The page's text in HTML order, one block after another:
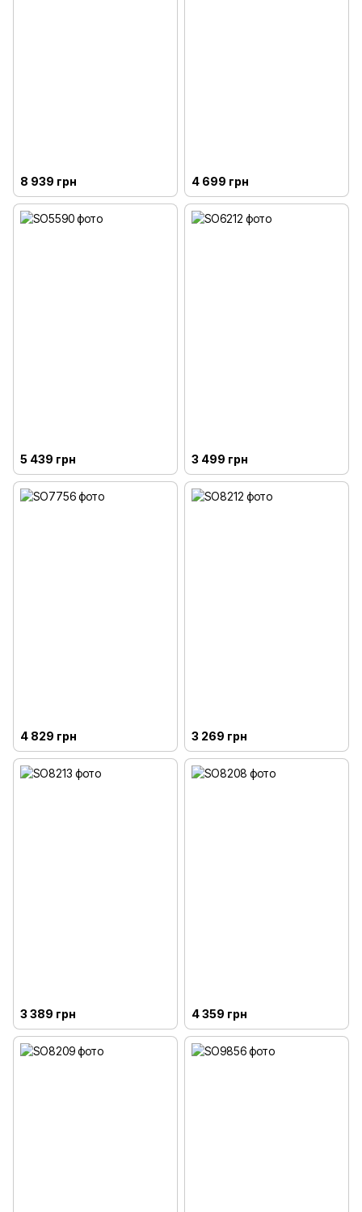
8 939 грн 4 699 грн
5 439 грн 3 499 грн
4 829 грн 3 269 грн
3 389 грн 4 359 грн